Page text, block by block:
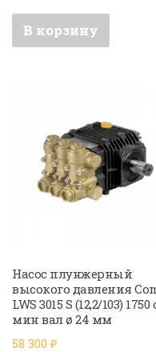
В корзину
Насос плунжерный
высокого давления
LWS 3015 S (12,2/103) 1750
мин вал ø 24 мм
58 300 ₽